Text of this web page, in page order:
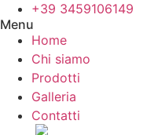
+39 3459106149
Menu
Home
Chi siamo
Prodotti
Galleria
Contatti